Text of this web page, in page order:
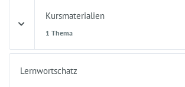
Kursmaterialien
1 Thema
Lernwortschatz